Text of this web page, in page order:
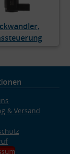
& Versand